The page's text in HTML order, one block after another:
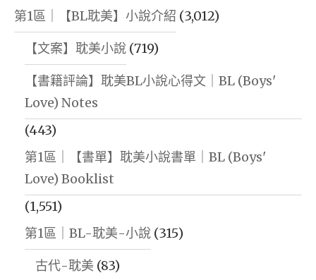
第1區｜【BL耽美】小說介紹 (3,012)
【文案】耽美小說 (719)
【書籍評論】耽美BL小說心得文｜BL (Boys'
Love) Notes
(443)
第1區｜【書單】耽美小說書單｜BL (Boys'
Love) Booklist
(1,551)
第1區｜BL-耽美-小說 (315)
古代-耽美 (83)